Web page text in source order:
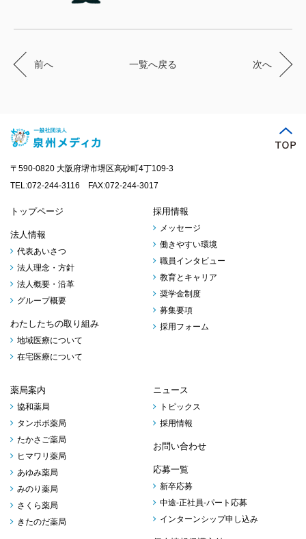
前へ 一覧へ戻る 次へ
〒590-0820 大阪府堺市堺区高砂町4丁109-3
TEL:072-244-3116 FAX:072-244-3017
トップページ
法人情報
代表あいさつ
法人理念・方針
法人概要・沿革
グループ概要
わたしたちの取り組み
地域医療について
在宅医療について
採用情報
メッセージ
働きやすい環境
職員インタビュー
教育とキャリア
奨学金制度
募集要項
採用フォーム
薬局案内
協和薬局
タンポポ薬局
たかさご薬局
ヒマワリ薬局
あゆみ薬局
みのり薬局
さくら薬局
きたのだ薬局
ニュース
トピックス
採用情報
お問い合わせ
応募一覧
新卒応募
中途-正社員-パート応募
インターンシップ申し込み